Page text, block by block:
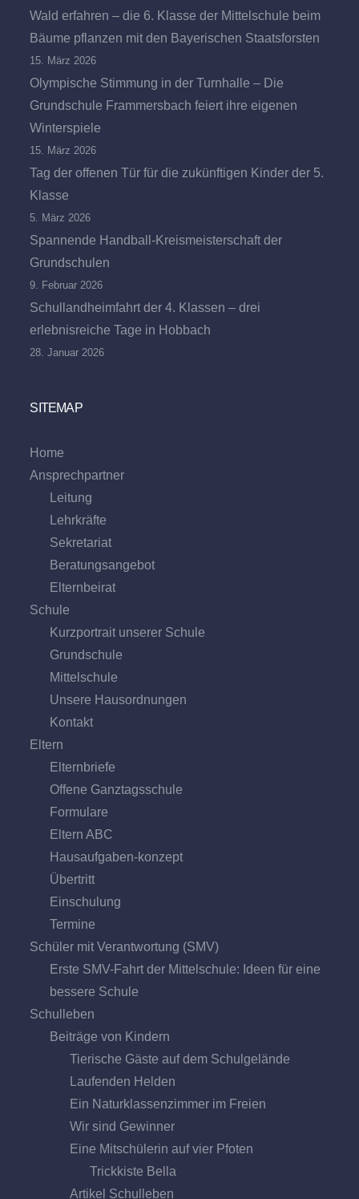
Wald erfahren – die 6. Klasse der Mittelschule beim
Bäume pflanzen mit den Bayerischen Staatsforsten
15. März 2026
Olympische Stimmung in der Turnhalle – Die
Grundschule Frammersbach feiert ihre eigenen
Winterspiele
15. März 2026
Tag der offenen Tür für die zukünftigen Kinder der 5.
Klasse
5. März 2026
Spannende Handball-Kreismeisterschaft der
Grundschulen
9. Februar 2026
Schullandheimfahrt der 4. Klassen – drei
erlebnisreiche Tage in Hobbach
28. Januar 2026
SITEMAP
Home
Ansprechpartner
Leitung
Lehrkräfte
Sekretariat
Beratungs­angebot
Eltern­beirat
Schule
Kurzportrait unserer Schule
Grund­schule
Mittel­schule
Unsere Hausordnungen
Kontakt
Eltern
Elternbriefe
Offene Ganz­tags­schule
Formulare
Eltern ABC
Hausaufgaben-konzept
Übertritt
Einschulung
Termine
Schüler mit Verantwortung (SMV)
Erste SMV-Fahrt der Mittelschule: Ideen für eine
bessere Schule
Schulleben
Beiträge von Kindern
Tierische Gäste auf dem Schulgelände
Laufenden Helden
Ein Naturklassenzimmer im Freien
Wir sind Gewinner
Eine Mitschülerin auf vier Pfoten
Trickkiste Bella
Artikel Schulleben